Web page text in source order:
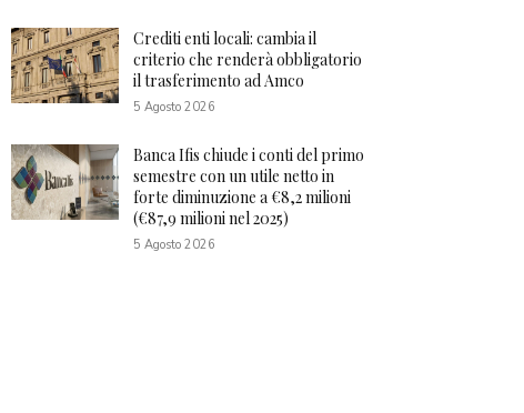
Crediti enti locali: cambia il
criterio che renderà obbligatorio
il trasferimento ad Amco
5 Agosto 2026
Banca Ifis chiude i conti del primo
semestre con un utile netto in
forte diminuzione a €8,2 milioni
(€87,9 milioni nel 2025)
5 Agosto 2026